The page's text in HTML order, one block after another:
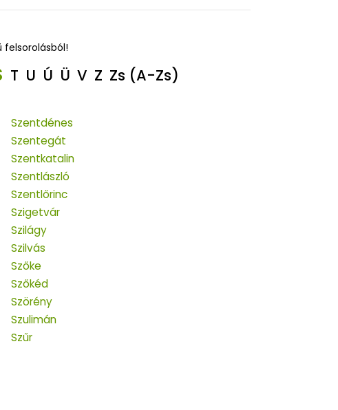
felsorolásból!
T U Ú Ü V Z Zs (A-Zs)
Szentdénes
Szentegát
Szentkatalin
Szentlászló
Szentlőrinc
Szigetvár
Szilágy
Szilvás
Szőke
Szőkéd
Szörény
Szulimán
Szűr